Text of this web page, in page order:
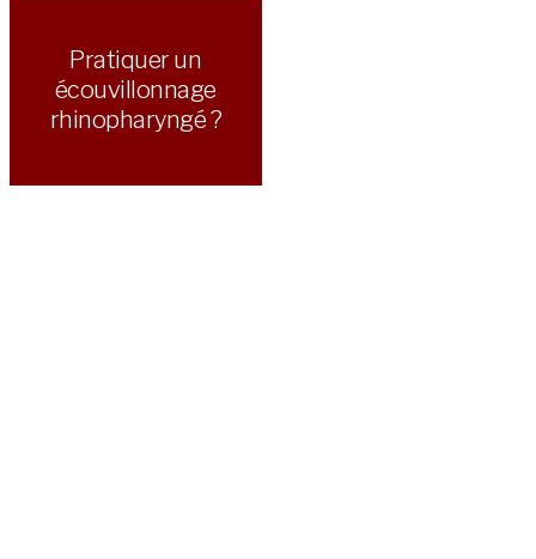
Pratiquer un
écouvillonnage
rhinopharyngé ?